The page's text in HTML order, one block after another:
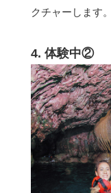
クチャーします。
4. 体験中②